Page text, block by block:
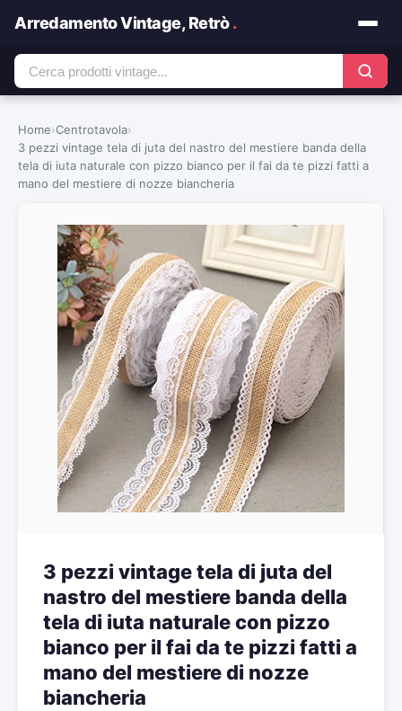
Arredamento Vintage, Retrò.
Home›Centrotavola›
3 pezzi vintage tela di juta del nastro del mestiere banda della
tela di iuta naturale con pizzo bianco per il fai da te pizzi fatti a
mano del mestiere di nozze biancheria
3 pezzi vintage tela di juta del
nastro del mestiere banda della
tela di iuta naturale con pizzo
bianco per il fai da te pizzi fatti a
mano del mestiere di nozze
biancheria